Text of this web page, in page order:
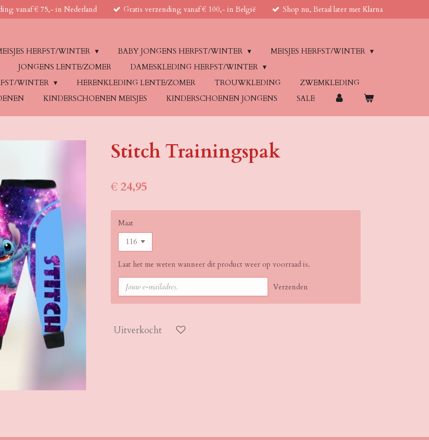
vanaf € 75,- in Nederland Gratis verzending vanaf € 100,- in België Shop nu, Betaal later met Klarna
HERFST/WINTER BABY JONGENS HERFST/WINTER
MEISJES HERFST/WINTER
JONGENS LENTE/ZOMER
DAMESKLEDING HERFST/WINTER
WINTER HERENKLEDING LENTE/ZOMER TROUWKLEDING
ZWEMKLEDING
KINDERSCHOENEN MEISJES KINDERSCHOENEN JONGENS SALE
Stitch Trainingspak
€ 24,95
Maat
Laat het me weten wanneer dit product weer op voorraad is.
Verzenden
Uitverkocht